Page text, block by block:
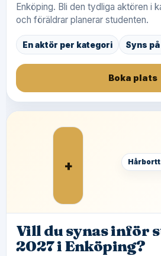
Enköping. Bli den tydliga aktören i
och föräldrar planerar studenten.
En aktör per kategori Syns
Boka plats
+
Vill du synas inför
2027 i Enköping?